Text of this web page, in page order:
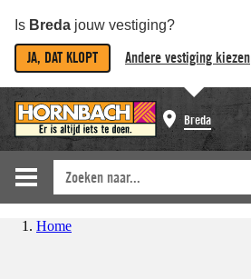
Is Breda jouw vestiging?
JA, DAT KLOPT Andere vestiging kiezen
Breda
Home